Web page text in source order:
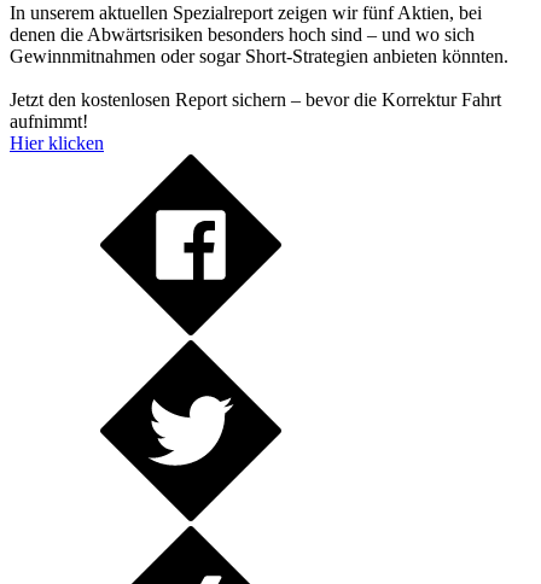
In unserem aktuellen Spezialreport zeigen wir fünf Aktien, bei
denen die Abwärtsrisiken besonders hoch sind – und wo sich
Gewinnmitnahmen oder sogar Short-Strategien anbieten könnten.
Jetzt den kostenlosen Report sichern – bevor die Korrektur Fahrt
aufnimmt!
Hier klicken